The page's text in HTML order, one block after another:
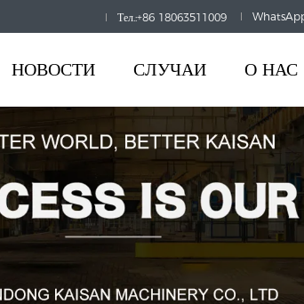
Тел.:+86 18063511009
НОВОСТИ СЛУЧАИ О НАС